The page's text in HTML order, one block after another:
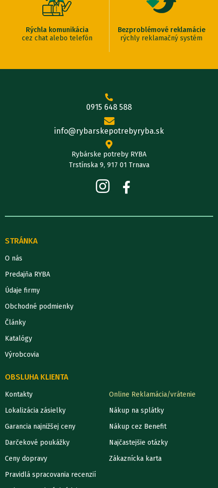
Rýchla komunikácia
cez chat alebo telefón
Bezproblémové reklamácie
rýchly reklamačný systém
0915 648 588
info@rybarskepotrebyryba.sk
Rybárske potreby RYBA
Trstínska 9, 917 01 Trnava
STRÁNKA
O nás
Predajňa RYBA
Údaje firmy
Obchodné podmienky
Články
Katalógy
Výrobcovia
OBSLUHA KLIENTA
Kontakty
Lokalizácia zásielky
Garancia najnižšej ceny
Darčekové poukážky
Ceny dopravy
Pravidlá spracovania recenzií
Online Reklamácia/vrátenie
Nákup na splátky
Nákup cez Benefit
Najčastejšie otázky
Zákaznícka karta